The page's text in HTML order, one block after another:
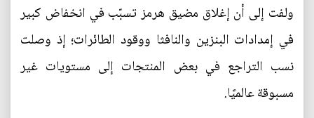
ولفت إلى أن إغلاق مضيق هرمز تسبّب في انخفاض كبير
في إمدادات البنزين والنافثا ووقود الطائرات؛ إذ وصلت
نسب التراجع في بعض المنتجات إلى مستويات غير
مسبوقة عالميًا.